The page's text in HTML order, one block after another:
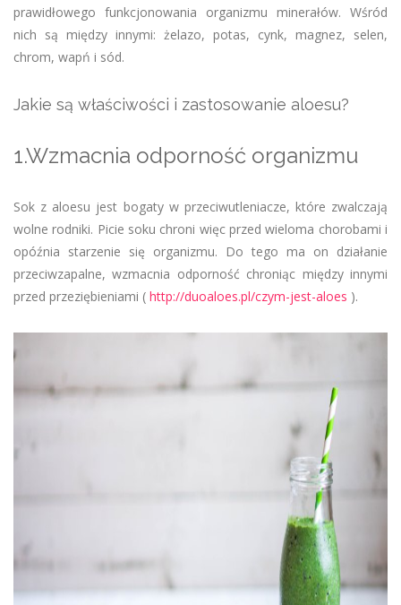
prawidłowego funkcjonowania organizmu minerałów. Wśród
nich są między innymi: żelazo, potas, cynk, magnez, selen,
chrom, wapń i sód.
Jakie są właściwości i zastosowanie aloesu?
1.Wzmacnia odporność organizmu
Sok z aloesu jest bogaty w przeciwutleniacze, które zwalczają
wolne rodniki. Picie soku chroni więc przed wieloma chorobami i
opóźnia starzenie się organizmu. Do tego ma on działanie
przeciwzapalne, wzmacnia odporność chroniąc między innymi
przed przeziębieniami ( http://duoaloes.pl/czym-jest-aloes ).